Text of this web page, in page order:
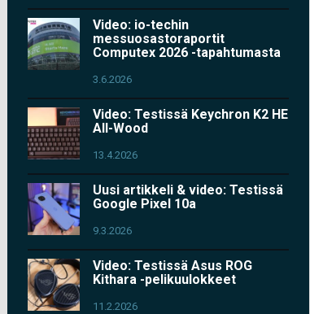
Video: io-techin
messuosastoraportit
Computex 2026 -tapahtumasta
3.6.2026
Video: Testissä Keychron K2 HE
All-Wood
13.4.2026
Uusi artikkeli & video: Testissä
Google Pixel 10a
9.3.2026
Video: Testissä Asus ROG
Kithara -pelikuulokkeet
11.2.2026